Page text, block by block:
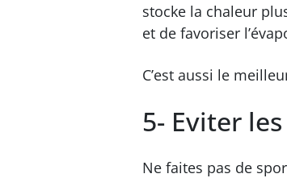
stocke la chaleur
et de favoriser
C’est aussi le
5- Eviter
Ne faites pas de